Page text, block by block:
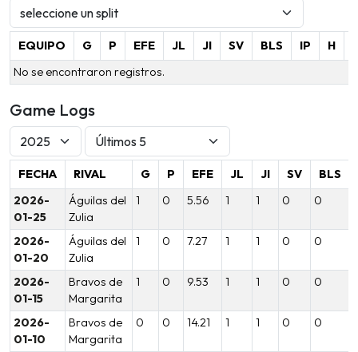
EQUIPO G P EFE JL JI SV BLS IP H
No se encontraron registros.
Game Logs
FECHA RIVAL G P EFE JL JI SV
BLS
2026-
01-25
Águilas del
Zulia
1 0 5.56 1 1 0 0
2026-
01-20
Águilas del
Zulia
1 0 7.27 1 1 0 0
2026-
01-15
Bravos de
Margarita
1 0 9.53 1 1 0 0
2026-
01-10
Bravos de
Margarita
0 0 14.21 1 1 0 0